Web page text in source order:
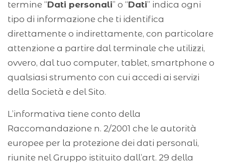
termine “Dati personali” o “Dati” indica ogni
tipo di informazione che ti identifica
direttamente o indirettamente, con particolare
attenzione a partire dal terminale che utilizzi,
ovvero, dal tuo computer, tablet, smartphone o
qualsiasi strumento con cui accedi ai servizi
della Società e del Sito.
L’informativa tiene conto della
Raccomandazione n. 2/2001 che le autorità
europee per la protezione dei dati personali,
riunite nel Gruppo istituito dall’art. 29 della